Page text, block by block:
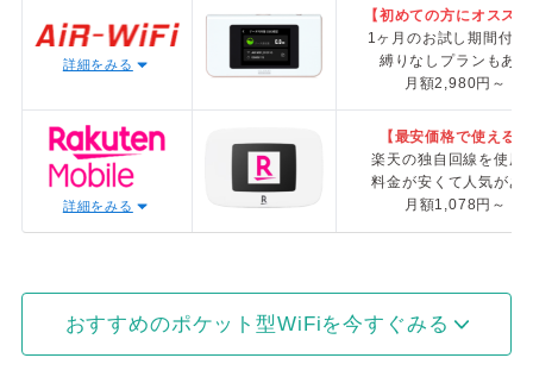
詳細をみる
【初めての方にオスス
1ヶ月のお試し期間付き
縛りなしプランもあり
月額2,980円～
詳細をみる
【最安価格で使える】
楽天の独自回線を使用
料金が安くて人気があ
月額1,078円～
おすすめのポケット型WiFiを今すぐみる